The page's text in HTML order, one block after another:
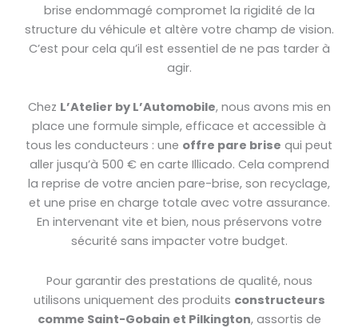
brise endommagé compromet la rigidité de la
structure du véhicule et altère votre champ de vision.
C’est pour cela qu’il est essentiel de ne pas tarder à
agir.
Chez L’Atelier by L’Automobile, nous avons mis en
place une formule simple, efficace et accessible à
tous les conducteurs : une offre pare brise qui peut
aller jusqu’à 500 € en carte Illicado. Cela comprend
la reprise de votre ancien pare-brise, son recyclage,
et une prise en charge totale avec votre assurance.
En intervenant vite et bien, nous préservons votre
sécurité sans impacter votre budget.
Pour garantir des prestations de qualité, nous
utilisons uniquement des produits constructeurs
comme Saint-Gobain et Pilkington, assortis de